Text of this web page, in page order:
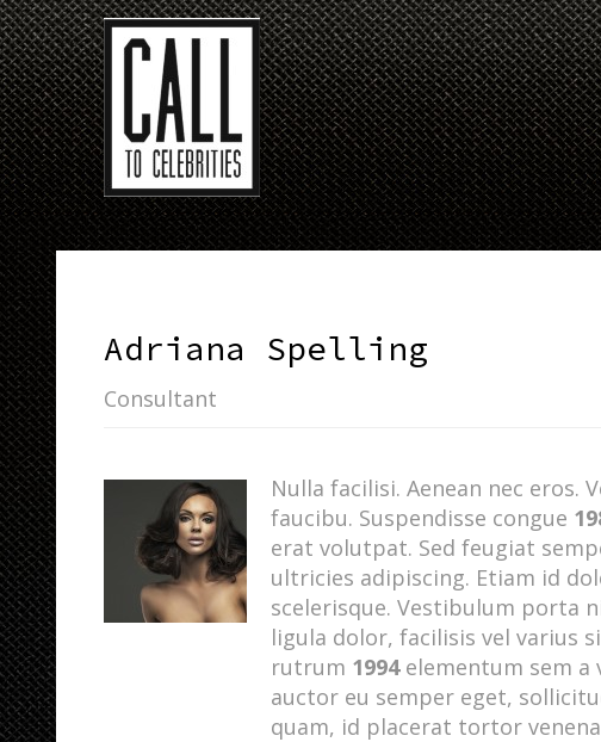
Adriana Spelling
Consultant
Nulla facilisi. Aenean nec
faucibu. Suspendisse congue
erat volutpat. Sed feugiat
ultricies adipiscing. Etiam id
scelerisque. Vestibulum porta
ligula dolor, facilisis vel varius
rutrum 1994elementum sem a
auctor eu semper eget,
quam, id placerat tortor